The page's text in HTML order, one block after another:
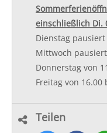
einschließlich Di.
Dienstag pausiert
Mittwoch pausiert
​Donnerstag von
Freitag von 16.00
Teilen